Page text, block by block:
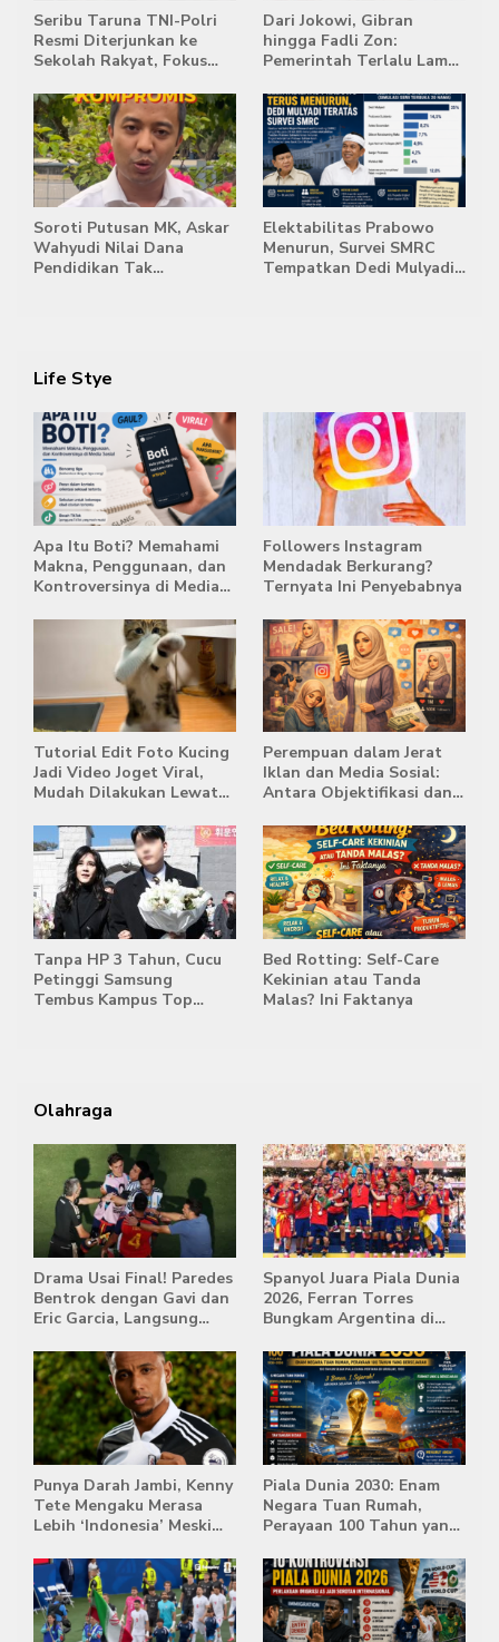
Seribu Taruna TNI-Polri
Resmi Diterjunkan ke
Sekolah Rakyat, Fokus
Kemandirian Siswa
Dari Jokowi, Gibran
hingga Fadli Zon:
Pemerintah Terlalu Lama
Stockpile Batu Bara Masih
Mengepung Candi Muaro
Jambi
Soroti Putusan MK, Askar
Wahyudi Nilai Dana
Pendidikan Tak
Elektabilitas Prabowo
Menurun, Survei SMRC
Tempatkan Dedi Mulyadi
Life Stye
Apa Itu Boti? Memahami
Makna, Penggunaan, dan
Kontroversinya di Media
Followers Instagram
Mendadak Berkurang?
Ternyata Ini Penyebabnya
Tutorial Edit Foto Kucing
Jadi Video Joget Viral,
Mudah Dilakukan Lewat
Perempuan dalam Jerat
Iklan dan Media Sosial:
Antara Objektifikasi dan
Tanpa HP 3 Tahun, Cucu
Petinggi Samsung
Tembus Kampus Top
Bed Rotting: Self-Care
Kekinian atau Tanda
Malas? Ini Faktanya
Olahraga
Drama Usai Final! Paredes
Bentrok dengan Gavi dan
Eric Garcia, Langsung
Spanyol Juara Piala Dunia
2026, Ferran Torres
Bungkam Argentina di
Punya Darah Jambi, Kenny
Tete Mengaku Merasa
Lebih ‘Indonesia’ Meski
Piala Dunia 2030: Enam
Negara Tuan Rumah,
Perayaan 100 Tahun yang